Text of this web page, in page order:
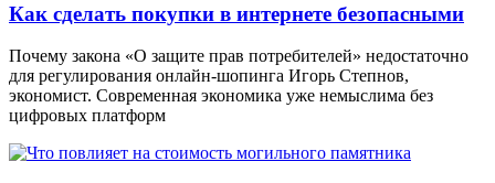
Как сделать покупки в интернете безопасными
Почему закона «О защите прав потребителей» недостаточно
для регулирования онлайн-шопинга Игорь Степнов,
экономист. Современная экономика уже немыслима без
цифровых платформ